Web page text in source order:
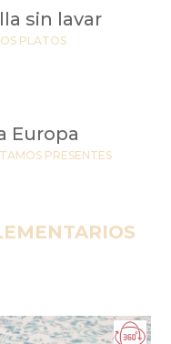
sin lavar
PLATOS
Europa
PRESENTES